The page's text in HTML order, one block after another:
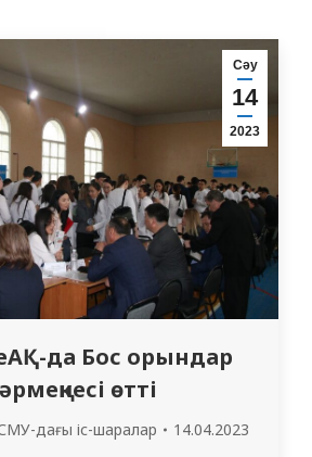
Сәу
14
2023
да Бос орындар
өтті
дағы іс-шаралар 14.04.2023